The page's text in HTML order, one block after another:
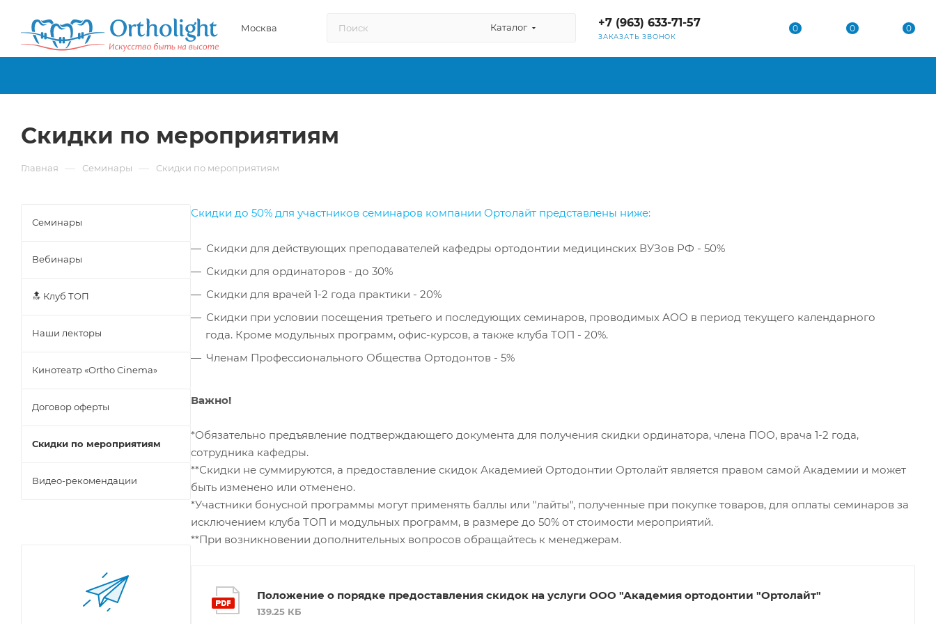
Москва Каталог +7 (963) 633-71-57
ЗАКАЗАТЬ ЗВОНОК
0 0 0
Скидки по мероприятиям
Главная — Семинары — Скидки по мероприятиям
Скидки до 50% для участников семинаров компании Ортолайт представлены ниже:
Скидки для действующих преподавателей кафедры ортодонтии медицинских ВУЗов РФ - 50%
Скидки для ординаторов - до 30%
Скидки для врачей 1-2 года практики - 20%
Скидки при условии посещения третьего и последующих семинаров, проводимых АОО в период текущего календарного
года. Кроме модульных программ, офис-курсов, а также клуба ТОП - 20%.
Членам Профессионального Общества Ортодонтов - 5%
Важно!
*Обязательно предъявление подтверждающего документа для получения скидки ординатора, члена ПОО, врача 1-2 года,
сотрудника кафедры.
**Скидки не суммируются, а предоставление скидок Академией Ортодонтии Ортолайт является правом самой Академии и может
быть изменено или отменено.
*Участники бонусной программы могут применять баллы или "лайты", полученные при покупке товаров, для оплаты семинаров за
исключением клуба ТОП и модульных программ, в размере до 50% от стоимости мероприятий.
**При возникновении дополнительных вопросов обращайтесь к менеджерам.
Положение о порядке предоставления скидок на услуги ООО "Академия ортодонтии "Ортолайт"
139.25 КБ
Семинары
Вебинары
🔝 Клуб ТОП
Наши лекторы
Кинотеатр «Ortho Cinema»
Договор оферты
Скидки по мероприятиям
Видео-рекомендации